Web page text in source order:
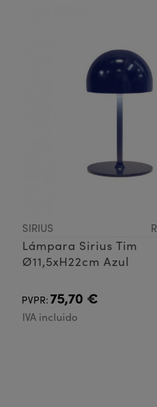
SIRIUS
Lámpara Sirius Tim
Ø11,5xH22cm Azul
PVPR:75,70 €
IVA incluido